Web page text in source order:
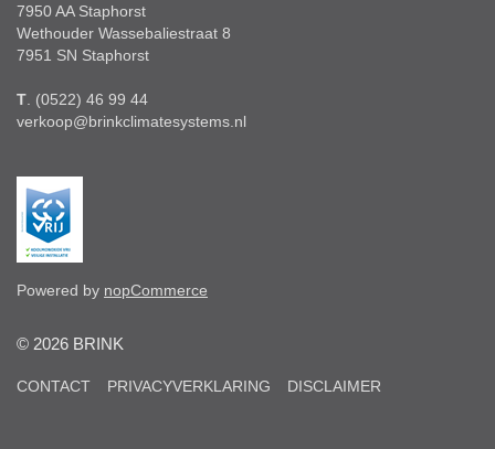
7950 AA Staphorst
Wethouder Wassebaliestraat 8
7951 SN Staphorst
T . (0522) 46 99 44
verkoop@brinkclimatesystems.nl
Powered by nopCommerce
© 2026 BRINK
CONTACT PRIVACYVERKLARING DISCLAIMER